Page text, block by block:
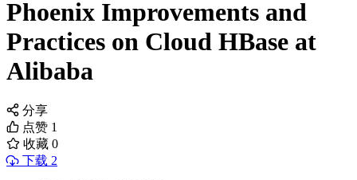
Phoenix Improvements and
Practices on Cloud HBase at
Alibaba
分享
点赞 1
收藏 0
下载 2